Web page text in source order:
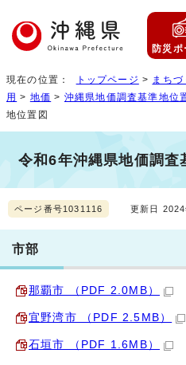
防災
現在の位置： トップページ > まちづ
用 > 地価 > 沖縄県地価調査基準地位
地位置図
令和6年沖縄県地価調査
ページ番号1031116 更新日 2024
市部
那覇市 （PDF 2.0MB）
宜野湾市 （PDF 2.5MB）
石垣市 （PDF 1.6MB）